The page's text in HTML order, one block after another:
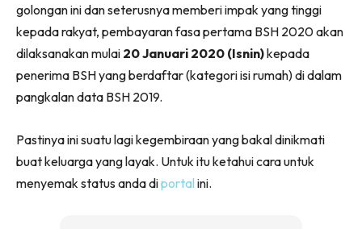
golongan ini dan seterusnya memberi impak yang tinggi
kepada rakyat, pembayaran fasa pertama BSH 2020 akan
dilaksanakan mulai 20 Januari 2020 (Isnin)kepada
penerima BSH yang berdaftar (kategori isi rumah) di dalam
pangkalan data BSH 2019.
Pastinya ini suatu lagi kegembiraan yang bakal dinikmati
buat keluarga yang layak. Untuk itu ketahui cara untuk
menyemak status anda diportal ini.